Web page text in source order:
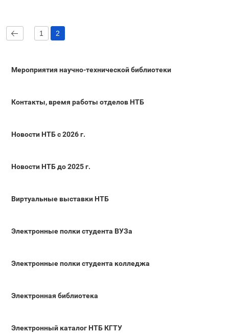
Мероприятия научно-технической библиотеки
Контакты, время работы отделов НТБ
Новости НТБ с 2026 г.
Новости НТБ до 2025 г.
Виртуальные выставки НТБ
Электронные полки студента ВУЗа
Электронные полки студента колледжа
Электронная библиотека
Электронный каталог НТБ КГТУ
1 2